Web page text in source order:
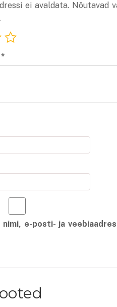
ei avaldata. Nõutavad
*
nimi, e-posti- ja